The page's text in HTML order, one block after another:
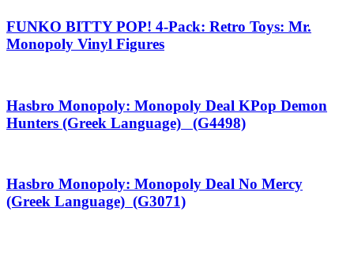
FUNKO BITTY POP! 4-Pack: Retro Toys: Mr.
Monopoly Vinyl Figures
Hasbro Monopoly: Monopoly Deal KPop Demon
Hunters (Greek Language) (G4498)
Hasbro Monopoly: Monopoly Deal No Mercy
(Greek Language) (G3071)